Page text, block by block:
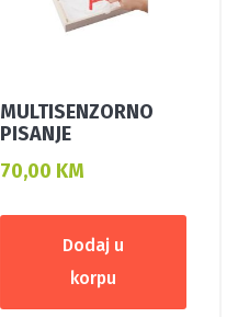
MULTISENZORNO
PISANJE
70,00 KM
Dodaj u
korpu